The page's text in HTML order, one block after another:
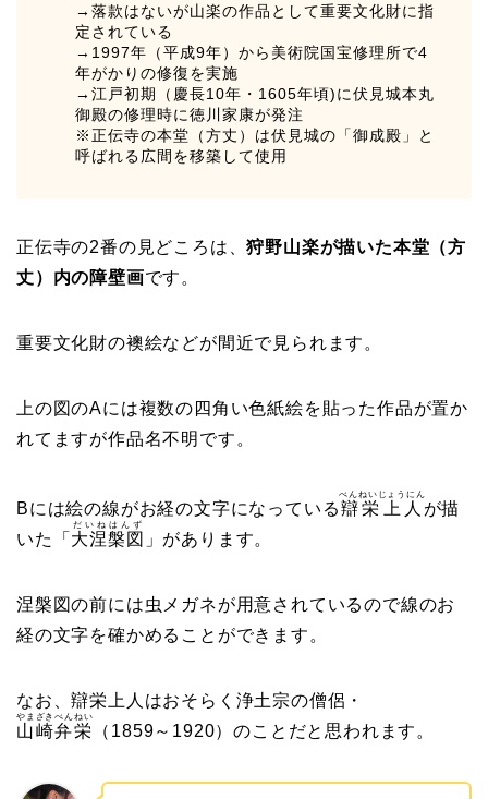
→落款はないが山楽の作品として重要文化財に指
定されている
→1997年（平成9年）から美術院国宝修理所で4
年がかりの修復を実施
→江戸初期（慶長10年・1605年頃)に伏見城本丸
御殿の修理時に徳川家康が発注
※正伝寺の本堂（方丈）は伏見城の「御成殿」と
呼ばれる広間を移築して使用
正伝寺の2番の見どころは、狩野山楽が描いた本堂（方
丈）内の障壁画です。
重要文化財の襖絵などが間近で見られます。
上の図のAには複数の四角い色紙絵を貼った作品が置か
れてますが作品名不明です。
Bには絵の線がお経の文字になっている辯栄上人
べんねいじょうにん
が描
いた「 大涅槃図
だいねはんず
」があります。
涅槃図の前には虫メガネが用意されているので線のお
経の文字を確かめることができます。
なお、辯栄上人はおそらく浄土宗の僧侶・
山崎弁栄
やまざきべんねい
（1859～1920）のことだと思われます。